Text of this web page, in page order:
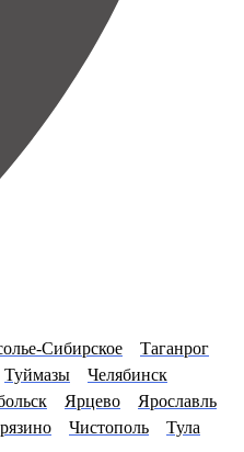
Сибирское
Таганрог
Туймазы
Челябинск
Ярцево
Ярославль
Чистополь
Тула